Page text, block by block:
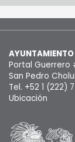
AYUNTAMIENTO
Portal Guerrero
San Pedro
Tel. +52 1 (222)
Ubicación